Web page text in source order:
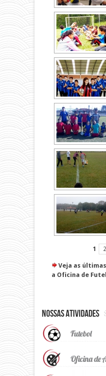
1 2
Veja as
a Oficina de
Nossas Atividades